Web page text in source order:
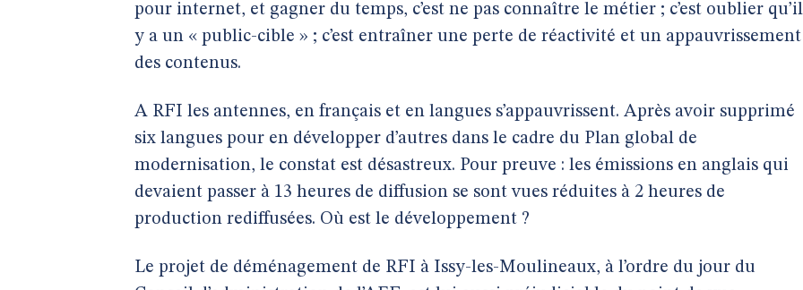
pour internet, et gagner du temps, c’est ne pas connaître le métier ; c’est oublier qu’il
y a un « public-cible » ; c’est entraîner une perte de réactivité et un appauvrissement
des contenus.
A RFI les antennes, en français et en langues s’appauvrissent. Après avoir supprimé
six langues pour en développer d’autres dans le cadre du Plan global de
modernisation, le constat est désastreux. Pour preuve : les émissions en anglais qui
devaient passer à 13 heures de diffusion se sont vues réduites à 2 heures de
production rediffusées. Où est le développement ?
Le projet de déménagement de RFI à Issy-les-Moulineaux, à l’ordre du jour du